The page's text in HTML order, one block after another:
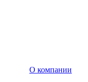
О компании